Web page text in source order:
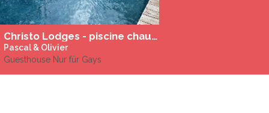
Christo Lodges - piscine chauffée
Pascal & Olivier
Guesthouse Nur für Gays